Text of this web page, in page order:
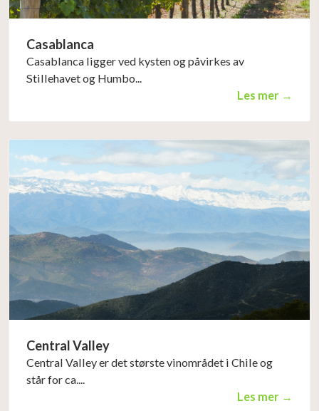
Casablanca
Casablanca ligger ved kysten og påvirkes av
Stillehavet og Humbo...
Les mer →
Central Valley
Central Valley er det største vinområdet i Chile og
står for ca....
Les mer →